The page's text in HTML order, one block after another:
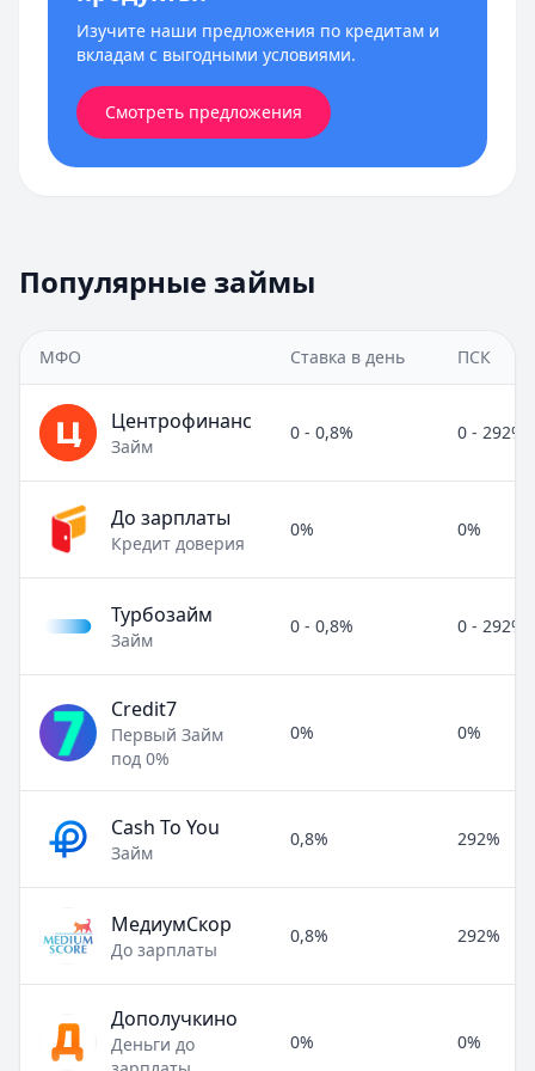
Изучите наши предложения по кредитам и
вкладам с выгодными условиями.
Смотреть предложения
Популярные займы
МФО Ставка в день ПСК
Центрофинанс
Займ
0 - 0,8% 0 - 292%
До зарплаты
Кредит доверия
0% 0%
Турбозайм
Займ
0 - 0,8% 0 - 292%
Credit7
Первый Займ
под 0%
0% 0%
Cash To You
Займ
0,8% 292%
МедиумСкор
До зарплаты
0,8% 292%
Дополучкино
Деньги до
0% 0%